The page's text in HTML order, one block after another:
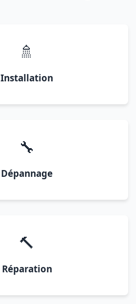
🚿
Installation
🔧
Dépannage
🔨
Réparation